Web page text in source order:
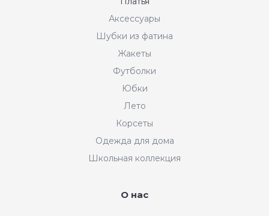
Аксессуары
Шубки из фатина
Жакеты
Футболки
Юбки
Лето
Корсеты
Одежда для дома
Школьная коллекция
О нас